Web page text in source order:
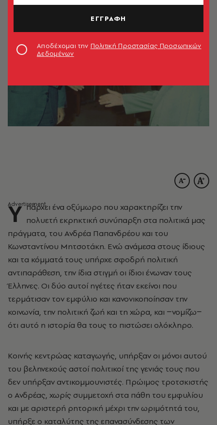
Υ πάρχει ένα οξύμωρο που χαρακτηρίζει την
πολυετή εκρηκτική συνύπαρξη στα πολιτικά μας
πράγματα, του Ανδρέα Παπανδρέου και του
Κωνσταντίνου Μητσοτάκη. Ενώ ανάμεσα στους ίδιους
και τα κόμματά τους υπήρχε σφοδρή πολιτική
αντιπαράθεση, την ίδια στιγμή οι ίδιοι ένωναν τους
Έλληνες. Οι δύο αυτοί ηγέτες ήταν εκείνοι που
τερμάτισαν τον εμφύλιο και κανονικοποίησαν την
κοινωνία, την πολιτική ζωή και τη χώρα, και −νομίζω−
ότι αυτό η ιστορία θα τους το πιστώσει ολόκληρο.
Κοινής κεντρώας καταγωγής, υπήρξαν οι μόνοι αυτού
του βεληνεκούς αστοί πολιτικοί της γενιάς τους που
δεν υπήρξαν αντικομμουνιστές. Πρώιμος τροτσκιστής
ο Ανδρέας, χωρίς συμμετοχή στα πάθη του εμφυλίου
και με αριστερή ρητορική μέχρι την ωριμότητά του,
υπήρξε ο καταλύτης της επανασύνδεσης των
ΕΓΓΡΑΦΗ
Αποδέχομαι την Πολιτική Προστασίας Προσωπικών
Δεδομένων